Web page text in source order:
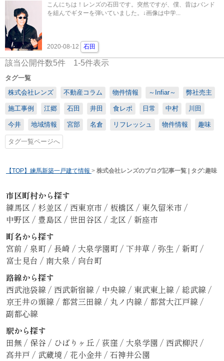
こんにちは！レンズの石田です。突然ですが、僕、昔はバンド
を組んでギターを弾いていました。↓画像は中学...
2020-08-12 石田
該当公開件数5件 1-5件表示
タグ一覧
株式会社レンズ
不動産コラム 物件情報 ～Infiar～ 弊社売主
施工事例 江郷 石田 井田 食レポ 日常 中村 川田
今井 地域情報 宮部 名倉 リフレッシュ 物件情報 趣味
タグ一覧ページへ
【TOP】練馬新築一戸建て情報 > 株式会社レンズのブログ記事一覧 | タグ:趣味
市区町村から探す
練馬区 / 杉並区 / 西東京市 / 板橋区 / 東久留米市 /
中野区 / 豊島区 / 世田谷区 / 北区 / 新座市
町名から探す
宮前 / 泉町 / 長崎 / 大泉学園町 / 下井草 / 弥生 / 新町 /
富士見台 / 南大泉 / 向台町
路線から探す
西武池袋線 / 西武新宿線 / 中央線 / 東武東上線 / 総武線 /
京王井の頭線 / 都営三田線 / 丸ノ内線 / 都営大江戸線 /
副都心線
駅から探す
田無 / 保谷 / ひばりヶ丘 / 荻窪 / 大泉学園 / 西武柳沢 /
高井戸 / 武蔵境 / 花小金井 / 石神井公園